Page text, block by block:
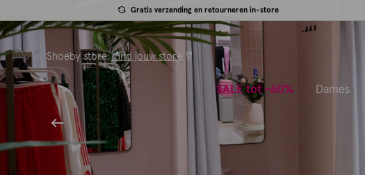
Gratis verzending en retourneren in-store
Shoeby store:Vind jouw store
SALE tot -60% Dames